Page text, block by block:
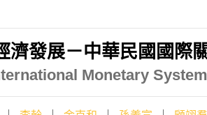
濟發展－中華民國國際
Monetary